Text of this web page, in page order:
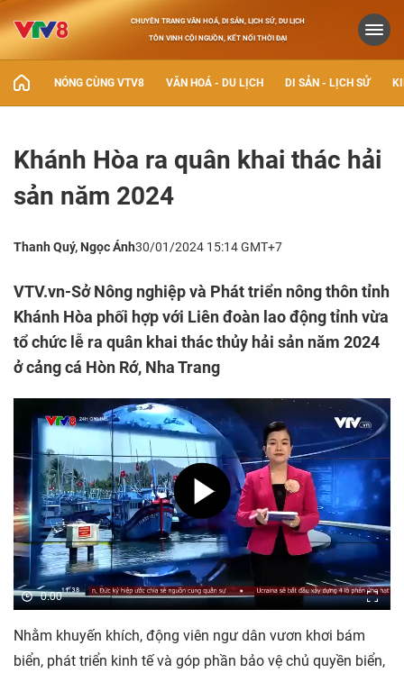
CHUYÊN TRANG VĂN HOÁ, DI SẢN, LỊCH SỬ, DU LỊCH
TÔN VINH CỘI NGUỒN, KẾT NỐI THỜI ĐẠI
NÓNG CÙNG VTV8 VĂN HOÁ - DU LỊCH DI SẢN - LỊCH SỬ
Khánh Hòa ra quân khai thác hải
sản năm 2024
Thanh Quý, Ngọc Ánh30/01/2024 15:14 GMT+7
VTV.vn-Sở Nông nghiệp và Phát triển nông thôn tỉnh
Khánh Hòa phối hợp với Liên đoàn lao động tỉnh vừa
tổ chức lễ ra quân khai thác thủy hải sản năm 2024
ở cảng cá Hòn Rớ, Nha Trang
0:00
Nhằm khuyến khích, động viên ngư dân vươn khơi bám
biển, phát triển kinh tế và góp phần bảo vệ chủ quyền biển,